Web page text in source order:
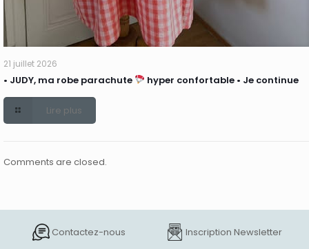
21 juillet 2026
• JUDY, ma robe parachute hyper confortable • Je continue
Lire plus
Comments are closed.
Contactez-nous
Inscription Newsletter